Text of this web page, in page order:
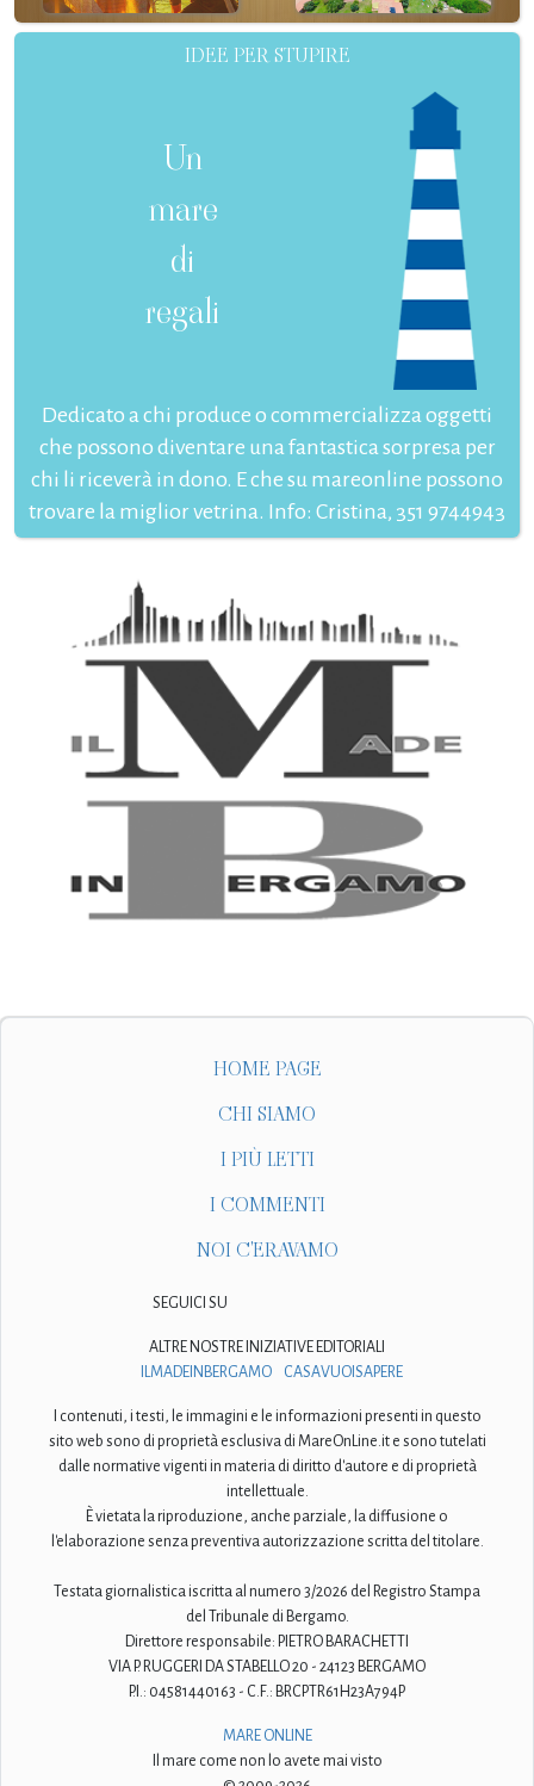
IDEE PER STUPIRE
Un
mare
di
regali
Dedicato a chi produce o commercializza oggetti
che possono diventare una fantastica sorpresa per
chi li riceverà in dono. E che su mareonline possono
trovare la miglior vetrina. Info: Cristina, 351 9744943
HOME PAGE
CHI SIAMO
I PIÙ LETTI
I COMMENTI
NOI C'ERAVAMO
SEGUICI SU
ALTRE NOSTRE INIZIATIVE EDITORIALI
ILMADEINBERGAMO
CASAVUOISAPERE
I contenuti, i testi, le immagini e le informazioni presenti in questo
sito web sono di proprietà esclusiva di MareOnLine.it e sono tutelati
dalle normative vigenti in materia di diritto d'autore e di proprietà
intellettuale.
È vietata la riproduzione, anche parziale, la diffusione o
l'elaborazione senza preventiva autorizzazione scritta del titolare.
Testata giornalistica iscritta al numero 3/2026 del Registro Stampa
del Tribunale di Bergamo.
Direttore responsabile: PIETRO BARACHETTI
VIA P. RUGGERI DA STABELLO 20 - 24123 BERGAMO
P.I.: 04581440163 - C.F.: BRCPTR61H23A794P
MARE ONLINE
Il mare come non lo avete mai visto